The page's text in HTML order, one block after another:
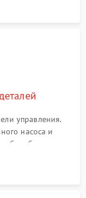
управления.
насоса и
барабана и
на разрывы.